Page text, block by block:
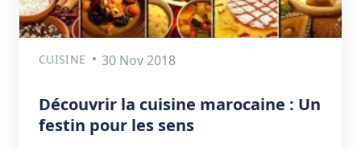
CUISINE 30 Nov 2018
Découvrir la cuisine marocaine : Un
festin pour les sens